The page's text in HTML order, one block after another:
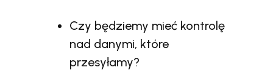
Czy będziemy mieć kontrolę
nad danymi, które
przesyłamy?